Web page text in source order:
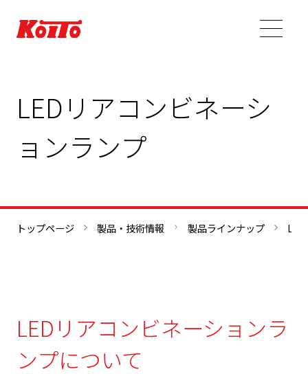
LEDリアコンビネーシ
ョンランプ
トップページ 製品・技術情報 製品ラインナップ
LEDリアコンビネーションラ
ンプについて